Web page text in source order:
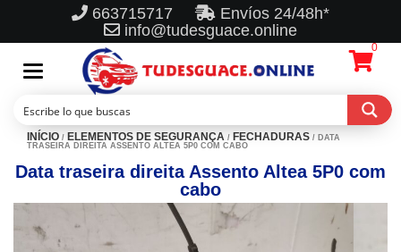
663715717
Envíos 24/48h*
info@tudesguace.online
Toggle
navigation
0
INÍCIO / ELEMENTOS DE SEGURANÇA / FECHADURAS / DATA
TRASEIRA DIREITA ASSENTO ALTEA 5P0 COM CABO
Data traseira direita Assento Altea 5P0 com
cabo